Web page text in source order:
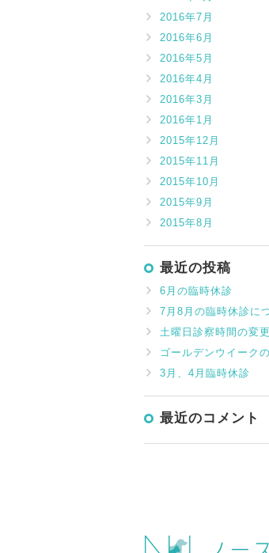
2016年7月
2016年6月
2016年5月
2016年4月
2016年3月
2016年1月
2015年12月
2015年11月
2015年10月
2015年9月
2015年8月
最近の投稿
6月の臨時休診
7月8月の臨時休診に
土曜日診察時間の変
ゴールデンウイーク
3月、4月臨時休診
最近のコメント